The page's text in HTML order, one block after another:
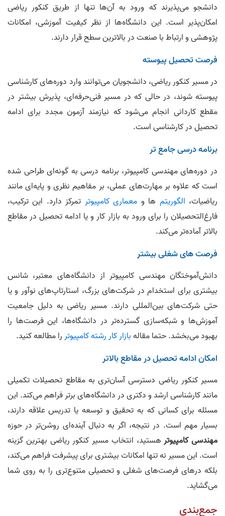
دانشجو می‌پذیرند که ورود به آن‌ها تنها از طریق کنکور ریاضی
امکان‌پذیر است. این دانشگاه‌ها از نظر کیفیت آموزشی، امکانات
پژوهشی و ارتباط با صنعت در بالاترین سطح قرار دارند.
فرصت تحصیل پیوسته
در مسیر کنکور ریاضی، دانشجویان می‌توانند وارد دوره‌های کارشناسی
پیوسته شوند، در حالی که در مسیر فنی‌حرفه‌ای، پذیرش بیشتر در
مقطع کاردانی انجام می‌شود که نیازمند آزمون مجدد برای ادامه
تحصیل در کارشناسی است.
برنامه درسی جامع تر
در دوره‌های مهندسی کامپیوتر، برنامه درسی به گونه‌ای طراحی شده
است که علاوه بر مهارت‌های عملی، بر مفاهیم نظری و پایه‌ای مانند
ریاضیات، الگوریتم ها و معماری کامپیوتر تمرکز دارد. این ترکیب،
فارغ‌التحصیلان را برای ورود به بازار کار و یا ادامه تحصیل در مقاطع
بالاتر آماده‌تر می‌کند.
فرصت های شغلی بیشتر
دانش‌آموختگان مهندسی کامپیوتر از دانشگاه‌های معتبر، شانس
بیشتری برای استخدام در شرکت‌های بزرگ، استارتاپ‌های نوآور و یا
حتی شرکت‌های بین‌المللی دارند. مسیر ریاضی به دلیل جامعیت
آموزش‌ها و شبکه‌سازی گسترده‌تر در دانشگاه‌ها، این فرصت‌ها را
بهبود می‌بخشد. حتما مقالهبازار کار رشته کامپیوتررا مطالعه کنید.
امکان ادامه تحصیل در مقاطع بالاتر
مسیر کنکور ریاضی دسترسی آسان‌تری به مقاطع تحصیلات تکمیلی
مانند کارشناسی ارشد و دکتری در دانشگاه‌های برتر فراهم می‌کند. این
مسئله برای کسانی که به تحقیق و توسعه یا تدریس علاقه دارند،
بسیار مهم است. در نتیجه، اگر به دنبال آینده‌ای روشن‌تر در حوزه
مهندسی کامپیوترهستید، انتخاب مسیر کنکور ریاضی بهترین گزینه
است. این مسیر نه تنها امکانات بیشتری برای پیشرفت فراهم می‌کند،
بلکه درهای فرصت‌های شغلی و تحصیلی متنوع‌تری را به روی شما
می‌گشاید.
جمع‌بندی